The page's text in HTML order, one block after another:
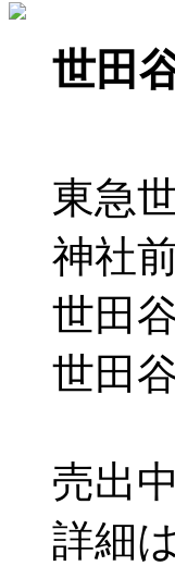
世田
東急
神社
世田
世田
売出
詳細